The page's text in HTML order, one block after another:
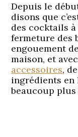
Depuis le
disons que
des cocktails
fermeture des
engouement
maison, et
accessoires,
ingrédients en
beaucoup plus